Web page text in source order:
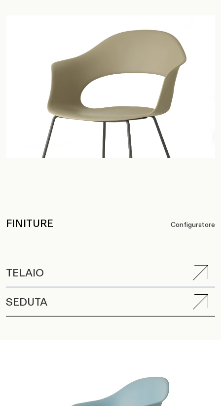
FINITURE Configuratore
TELAIO
SEDUTA